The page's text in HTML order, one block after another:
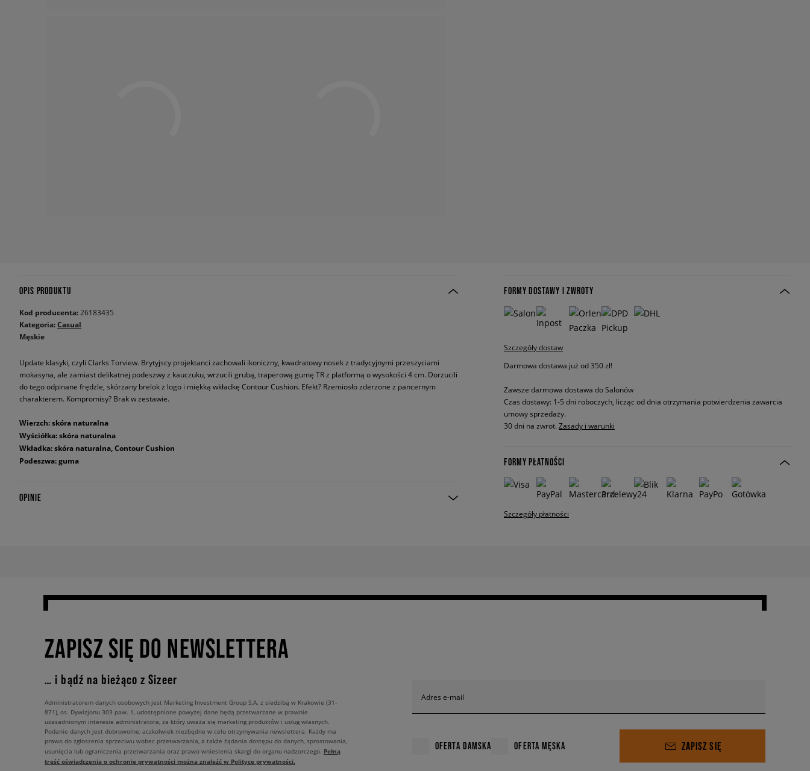
OPIS PRODUKTU
Kod producenta: 26183435
Kategoria:Casual
Męskie
Update klasyki, czyli Clarks Torview. Brytyjscy projektanci zachowali ikoniczny, kwadratowy nosek z tradycyjnymi przeszyciami
mokasyna, ale zamiast delikatnej podeszwy z kauczuku, wrzucili grubą, traperową gumę TR z platformą o wysokości 4 cm. Dorzucili
do tego odpinane frędzle, skórzany brelok z logo i miękką wkładkę Contour Cushion. Efekt? Rzemiosło zderzone z pancernym
charakterem. Kompromisy? Brak w zestawie.
Wierzch: skóra naturalna
Wyściółka: skóra naturalna
Wkładka: skóra naturalna, Contour Cushion
Podeszwa: guma
OPINIE
FORMY DOSTAWY I ZWROTY
Szczegóły dostaw
Darmowa dostawa już od 350 zł!
Zawsze darmowa dostawa do Salonów
Czas dostawy: 1-5 dni roboczych, licząc od dnia otrzymania potwierdzenia zawarcia
umowy sprzedaży.
30 dni na zwrot. Zasady i warunki
FORMY PŁATNOŚCI
Szczegóły płatności
ZAPISZ SIĘ DO NEWSLETTERA
… i bądź na bieżąco z Sizeer
Adres e-mail
OFERTA DAMSKA OFERTA MĘSKA ZAPISZ SIĘ
Administratorem danych osobowych jest Marketing Investment Group S.A. z siedzibą w Krakowie (31-
871), os. Dywizjonu 303 paw. 1, udostępnione powyżej dane będą przetwarzane w prawnie
uzasadnionym interesie administratora, za który uważa się marketing produktów i usług własnych.
Podanie danych jest dobrowolne, aczkolwiek niezbędne w celu otrzymywania newslettera. Każdy ma
prawo do zgłoszenia sprzeciwu wobec przetwarzania, a także żądania dostępu do danych, sprostowania,
usunięcia lub ograniczenia przetwarzania oraz prawo wniesienia skargi do organu nadzorczego. Pełną
treść oświadczenia o ochronie prywatności można znaleźć w Polityce prywatności.